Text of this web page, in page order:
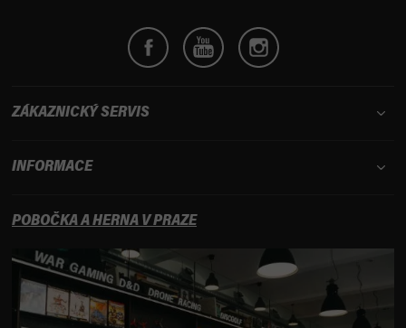
ZÁKAZNICKÝ SERVIS
INFORMACE
POBOČKA A HERNA V PRAZE